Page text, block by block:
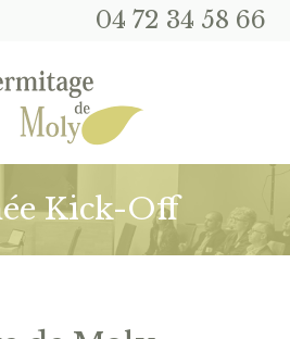
04 72 34 58 66
Kick-Off